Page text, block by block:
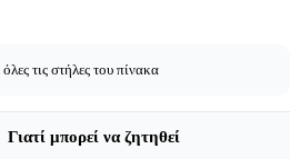
τις στήλες του πίνακα
Γιατί μπορεί να ζητηθεί